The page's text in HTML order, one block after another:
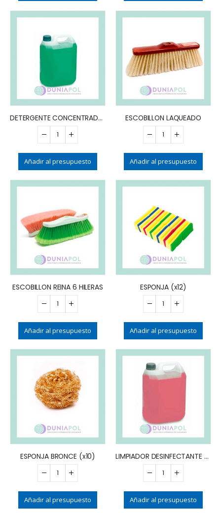
DETERGENTE CONCENTRADO X 5L
Añadir al presupuesto
ESCOBILLON LAQUEADO
Añadir al presupuesto
ESCOBILLON REINA 6 HILERAS
Añadir al presupuesto
ESPONJA (x12)
Añadir al presupuesto
ESPONJA BRONCE (x10)
Añadir al presupuesto
LIMPIADOR DESINFECTANTE PISOS x5 LTS
Añadir al presupuesto